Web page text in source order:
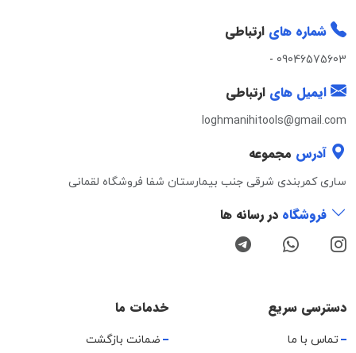
شماره های ارتباطی
09046575603
-
ایمیل های ارتباطی
loghmanihitools@gmail.com
آدرس مجموعه
ساری کمربندی شرقی جنب بیمارستان شفا فروشگاه لقمانی
فروشگاه در رسانه ها
دسترسی سریع
تماس با ما
خدمات ما
ضمانت بازگشت